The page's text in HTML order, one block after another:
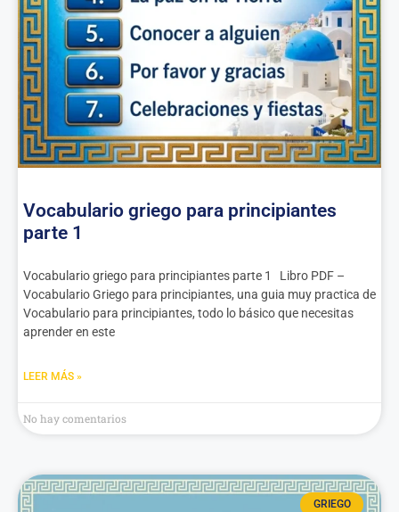
Vocabulario griego para principiantes
parte 1
Vocabulario griego para principiantes parte 1 Libro PDF –
Vocabulario Griego para principiantes, una guia muy practica de
Vocabulario para principiantes, todo lo básico que necesitas
aprender en este
LEER MÁS »
No hay comentarios
GRIEGO